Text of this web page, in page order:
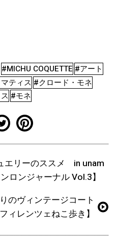
#MICHU COQUETTE #アート
ティス #クロード・モネ
#モネ
エリーのススメ in unam
ロンジャーナル Vol.3】
のヴィンテージコート
フィレンツェねこ歩き】